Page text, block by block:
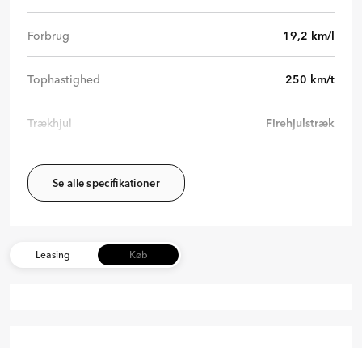
Forbrug 19,2 km/l
Tophastighed 250 km/t
Trækhjul Firehjulstræk
Se alle specifikationer
Leasing Køb